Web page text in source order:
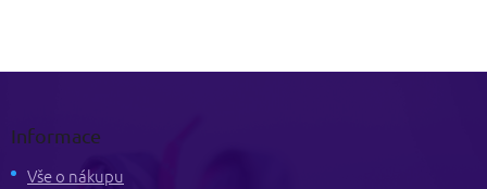
Informace
Vše o nákupu